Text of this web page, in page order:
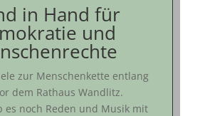
in Hand für
und
zur Menschenkette entlang
dem Rathaus Wandlitz.
es noch Reden und Musik mit